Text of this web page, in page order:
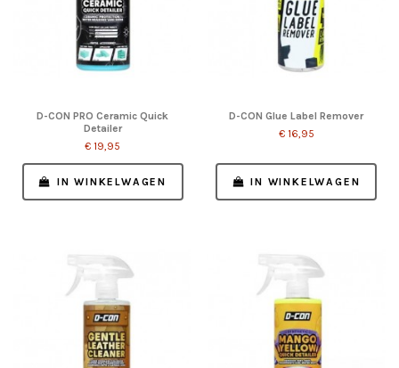
D-CON PRO Ceramic Quick
Detailer
€ 19,95
IN WINKELWAGEN
D-CON Glue Label Remover
€ 16,95
IN WINKELWAGEN